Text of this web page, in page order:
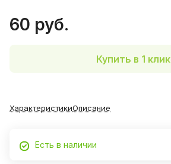
60 руб.
Купить в 1 клик
ХарактеристикиОписание
Есть в наличии